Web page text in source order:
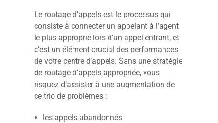
Le routage d’appels est le processus qui
consiste à connecter un appelant à l’agent
le plus approprié lors d’un appel entrant, et
c’est un élément crucial des performances
de votre centre d’appels. Sans une stratégie
de routage d’appels appropriée, vous
risquez d’assister à une augmentation de
ce trio de problèmes :
les appels abandonnés